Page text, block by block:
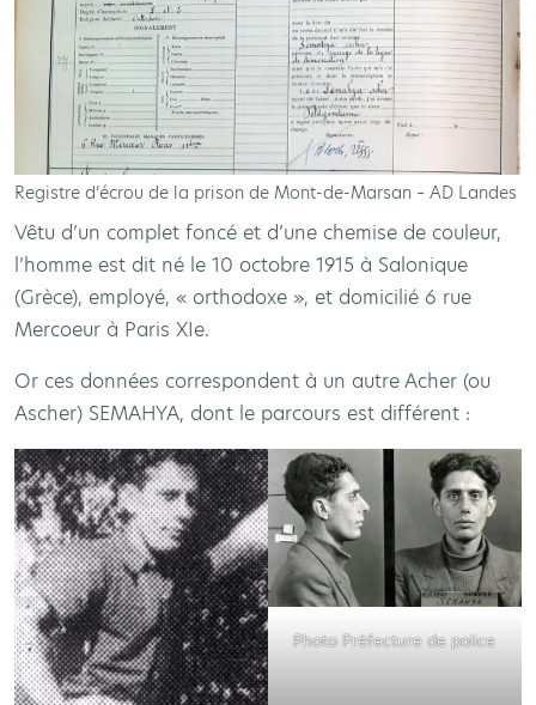
Registre d’écrou de la prison de Mont-de-Marsan – AD Landes
Vêtu d’un complet foncé et d’une chemise de couleur,
l’homme est dit né le 10 octobre 1915 à Salonique
(Grèce), employé, « orthodoxe », et domicilié 6 rue
Mercoeur à Paris XIe.
Or ces données correspondent à un autre Acher (ou
Ascher) SEMAHYA, dont le parcours est différent :
Photo Préfecture de police